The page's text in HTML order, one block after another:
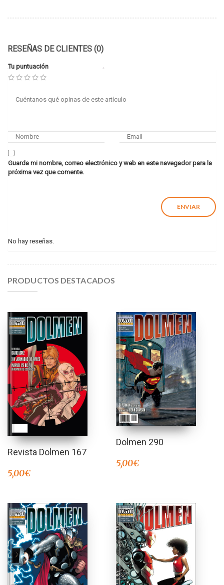
RESEÑAS DE CLIENTES (0)
Tu puntuación
Guarda mi nombre, correo electrónico y web en este navegador para la
próxima vez que comente.
No hay reseñas.
PRODUCTOS DESTACADOS
Revista Dolmen 167
5,00€
Dolmen 290
5,00€